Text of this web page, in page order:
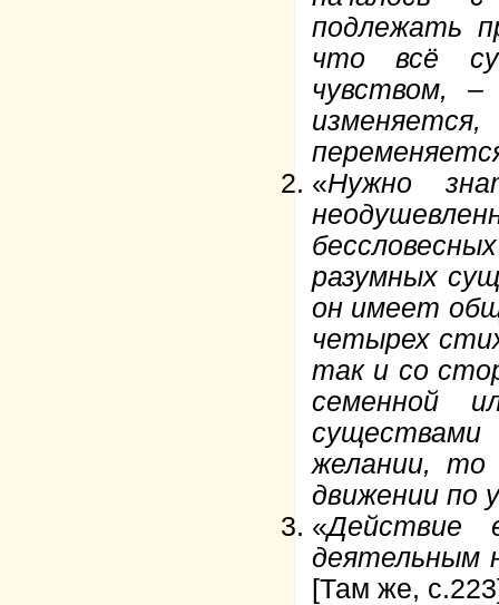
подлежать
что всё
чувством,
«Нужно
разумных
он имеет
четырех
так и со
семенной
желании,
движении по
«Действие
деятельным
[Там же,